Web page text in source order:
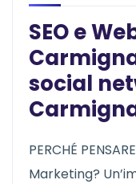
SEO e
social
PERCHÉ
Marketing?